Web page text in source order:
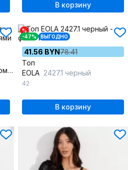
В корзину
Топ укороченный с принтом клетка и широкими бретелями
%
-47%
ВЫГОДНО
41.56 BYN78.41
Топ
EOLA 2427.1 черный
42
В корзину